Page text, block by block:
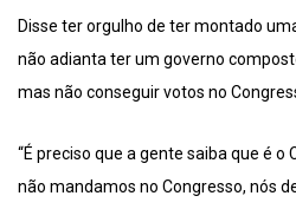
Disse ter orgulho de ter montado
não adianta ter um governo
mas não conseguir votos no
“É preciso que a gente saiba que é o
não mandamos no Congresso, nós